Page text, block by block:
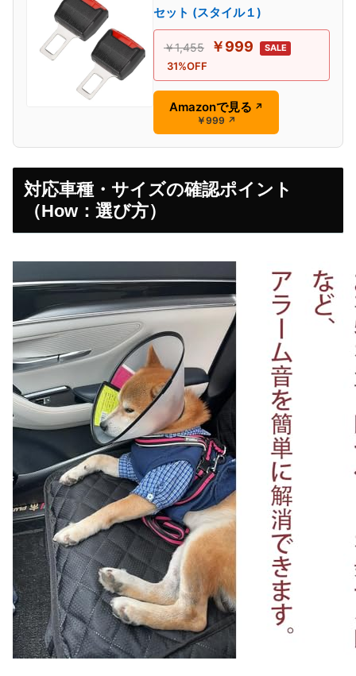
セット (スタイル１)
￥1,455 ￥999 SALE
31%OFF
Amazonで見る ↗
￥999 ↗
対応車種・サイズの確認ポイント
（How：選び方）